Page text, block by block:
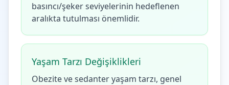
basıncı/şeker seviyelerinin hedeflenen
aralıkta tutulması önemlidir.
Yaşam Tarzı Değişiklikleri
Obezite ve sedanter yaşam tarzı, genel